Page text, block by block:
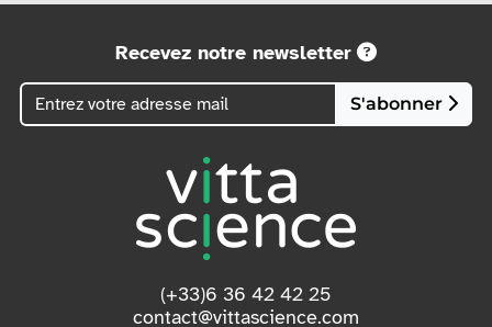
Recevez notre newsletter
S'abonner
(+33)6 36 42 42 25
contact@vittascience.com